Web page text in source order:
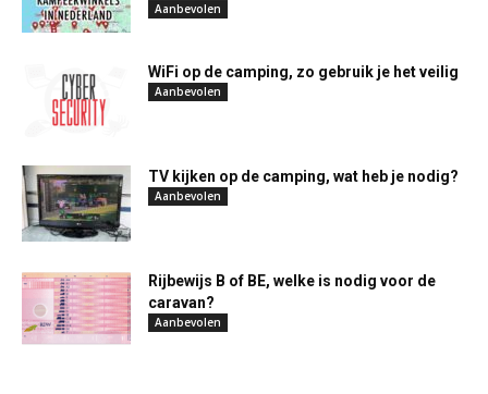
Aanbevolen
WiFi op de camping, zo gebruik je het veilig
Aanbevolen
TV kijken op de camping, wat heb je nodig?
Aanbevolen
Rijbewijs B of BE, welke is nodig voor de
caravan?
Aanbevolen